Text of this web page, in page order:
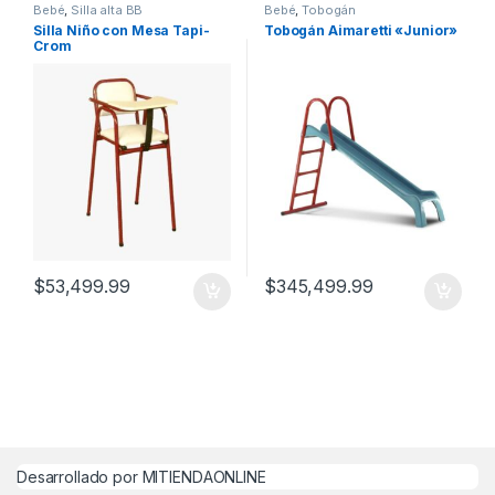
Bebé, Silla alta BB
Silla Niño con Mesa Tapi-
Crom
$53,499.99
Bebé,Tobogán
Tobogán Aimaretti «Junior»
$345,499.99
Desarrollado por MITIENDAONLINE